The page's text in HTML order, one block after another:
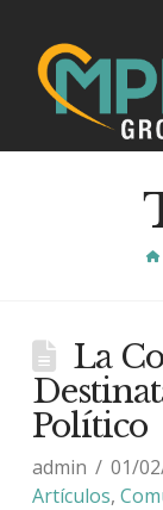
La
Político
admin
01/
Artículos,